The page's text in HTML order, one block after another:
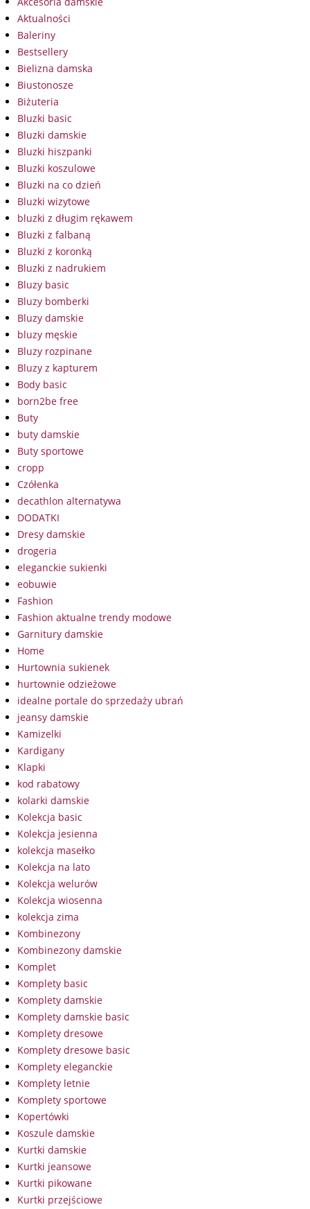
Aktualności
Baleriny
Bestsellery
Bielizna damska
Biustonosze
Biżuteria
Bluzki basic
Bluzki damskie
Bluzki hiszpanki
Bluzki koszulowe
Bluzki na co dzień
Bluzki wizytowe
bluzki z długim rękawem
Bluzki z falbaną
Bluzki z koronką
Bluzki z nadrukiem
Bluzy basic
Bluzy bomberki
Bluzy damskie
bluzy męskie
Bluzy rozpinane
Bluzy z kapturem
Body basic
born2be free
Buty
buty damskie
Buty sportowe
cropp
Czółenka
decathlon alternatywa
DODATKI
Dresy damskie
drogeria
eleganckie sukienki
eobuwie
Fashion
Fashion aktualne trendy modowe
Garnitury damskie
Home
Hurtownia sukienek
hurtownie odzieżowe
idealne portale do sprzedaży ubrań
jeansy damskie
Kamizelki
Kardigany
Klapki
kod rabatowy
kolarki damskie
Kolekcja basic
Kolekcja jesienna
kolekcja masełko
Kolekcja na lato
Kolekcja welurów
Kolekcja wiosenna
kolekcja zima
Kombinezony
Kombinezony damskie
Komplet
Komplety basic
Komplety damskie
Komplety damskie basic
Komplety dresowe
Komplety dresowe basic
Komplety eleganckie
Komplety letnie
Komplety sportowe
Kopertówki
Koszule damskie
Kurtki damskie
Kurtki jeansowe
Kurtki pikowane
Kurtki przejściowe